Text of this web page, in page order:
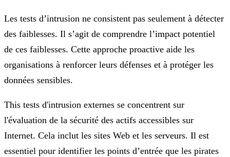
Les tests d’intrusion ne consistent pas seulement à détecter
des faiblesses. Il s’agit de comprendre l’impact potentiel
de ces faiblesses. Cette approche proactive aide les
organisations à renforcer leurs défenses et à protéger les
données sensibles.
This tests d'intrusion externes se concentrent sur
l'évaluation de la sécurité des actifs accessibles sur
Internet. Cela inclut les sites Web et les serveurs. Il est
essentiel pour identifier les points d’entrée que les pirates